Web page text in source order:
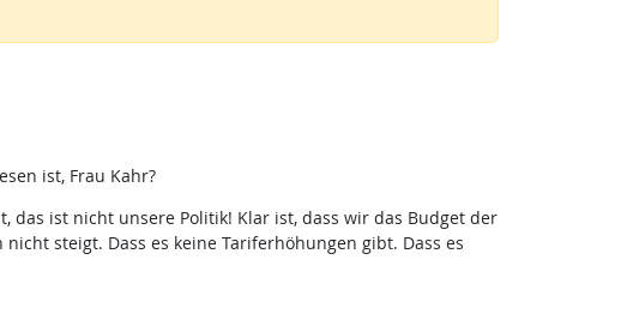
ist, Frau Kahr?
das ist nicht unsere Politik! Klar ist, dass wir das Budget der
steigt. Dass es keine Tariferhöhungen gibt. Dass es